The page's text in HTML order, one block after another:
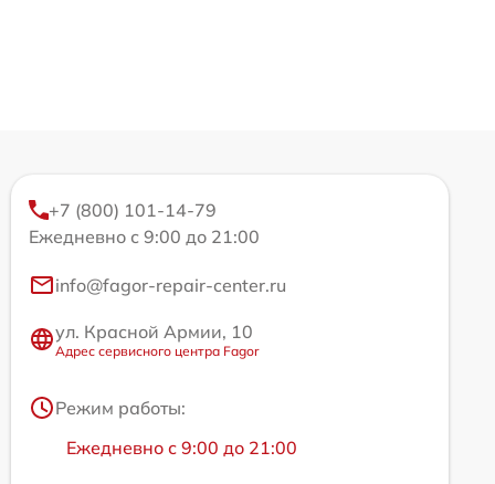
+7 (800) 101-14-79
Ежедневно с 9:00 до 21:00
info@fagor-repair-center.ru
ул. Красной Армии, 10
Адрес сервисного центра Fagor
Режим работы:
Ежедневно с 9:00 до 21:00